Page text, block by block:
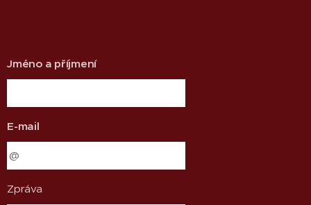
Jméno a příjmení
E-mail
Zpráva